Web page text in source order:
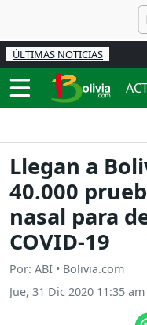
ÚLTIMAS NOTICIAS
Llegan a
40.000
nasal para
COVID-19
Por: ABI • Bolivia.com
Jue, 31 Dic 2020 11:35 am